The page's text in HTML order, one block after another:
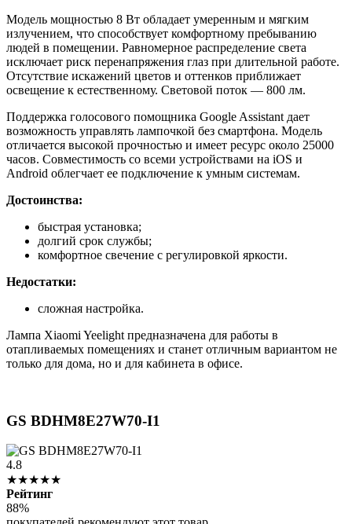
Модель мощностью 8 Вт обладает умеренным и мягким
излучением, что способствует комфортному пребыванию
людей в помещении. Равномерное распределение света
исключает риск перенапряжения глаз при длительной работе.
Отсутствие искажений цветов и оттенков приближает
освещение к естественному. Световой поток — 800 лм.
Поддержка голосового помощника Google Assistant дает
возможность управлять лампочкой без смартфона. Модель
отличается высокой прочностью и имеет ресурс около 25000
часов. Совместимость со всеми устройствами на iOS и
Android облегчает ее подключение к умным системам.
Достоинства:
быстрая установка;
долгий срок службы;
комфортное свечение с регулировкой яркости.
Недостатки:
сложная настройка.
Лампа Xiaomi Yeelight предназначена для работы в
отапливаемых помещениях и станет отличным вариантом не
только для дома, но и для кабинета в офисе.
GS BDHM8E27W70-I1
4.8
★★★★★
Рейтинг
88%